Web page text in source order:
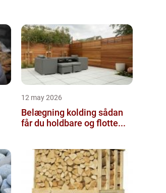
12 may 2026
Belægning kolding sådan
får du holdbare og flotte...